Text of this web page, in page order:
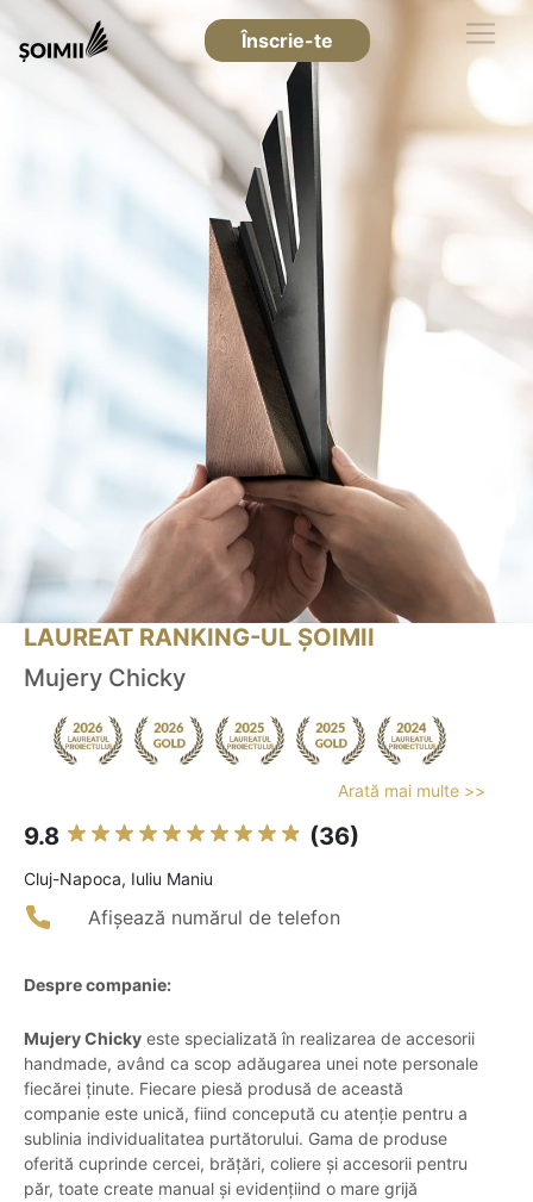
Înscrie-te
LAUREAT RANKING-UL ȘOIMII
Mujery Chicky
Arată mai multe >>
9.8 (36)
Cluj-Napoca, Iuliu Maniu
Afișează numărul de telefon
Despre companie:
Mujery Chicky este specializată în realizarea de accesorii
handmade, având ca scop adăugarea unei note personale
fiecărei ținute. Fiecare piesă produsă de această
companie este unică, fiind concepută cu atenție pentru a
sublinia individualitatea purtătorului. Gama de produse
oferită cuprinde cercei, brățări, coliere și accesorii pentru
păr, toate create manual și evidențiind o mare grijă